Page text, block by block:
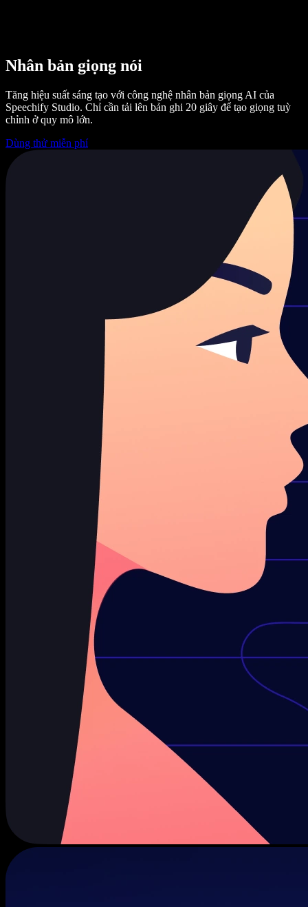
Nhân bản giọng nói
Tăng hiệu suất sáng tạo với công nghệ nhân bản giọng AI của
Speechify Studio. Chỉ cần tải lên bản ghi 20 giây để tạo giọng tuỳ
chỉnh ở quy mô lớn.
Dùng thử miễn phí